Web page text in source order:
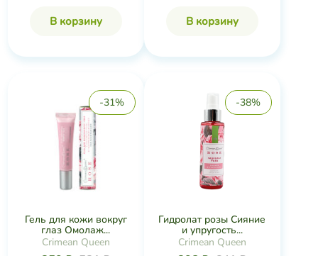
В корзину В корзину
-31%
Гель для кожи вокруг
глаз Омолаж...
Crimean Queen
-38%
Гидролат розы Сияние
и упругость...
Crimean Queen